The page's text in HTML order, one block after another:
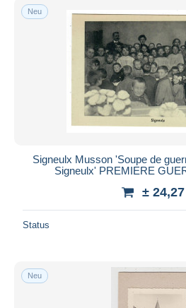
Europa
Belgien
Luxemburg
Auktionen mit Geboten
Auktionen ohne Gebote
Auktionshäuser
Alle Laufzeiten
Endet in
Preis
Kostenloser Versand
Neu
Signeulx Musson 'Soupe de
Signeulx' PREMIERE
±
Status
Neu